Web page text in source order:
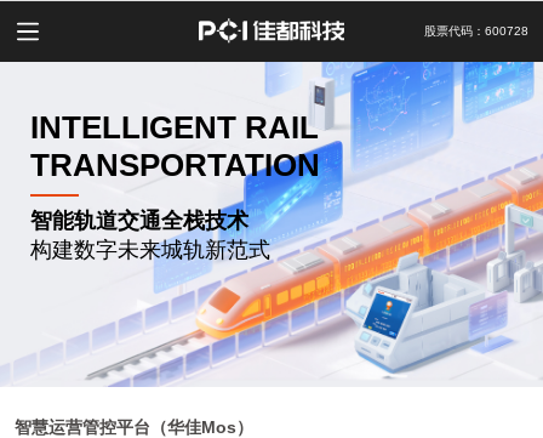
股票代码：600728
INTELLIGENT RAIL
TRANSPORTATION
智能轨道交通全栈技术
构建数字未来城轨新范式
智慧运营管控平台（华佳Mos）